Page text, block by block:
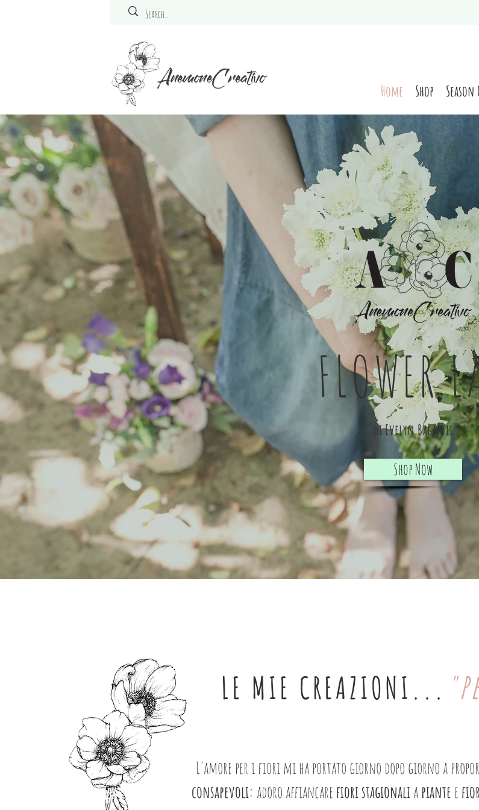
Home Shop
FLOWER
di Evelyn Bagnoli
Shop Now
LE MIE CREAZIONI...
L'amore per i fiori mi ha portato giorno dopo giorno a
consapevoli: adoro affiancare fiori stagionalia piante e